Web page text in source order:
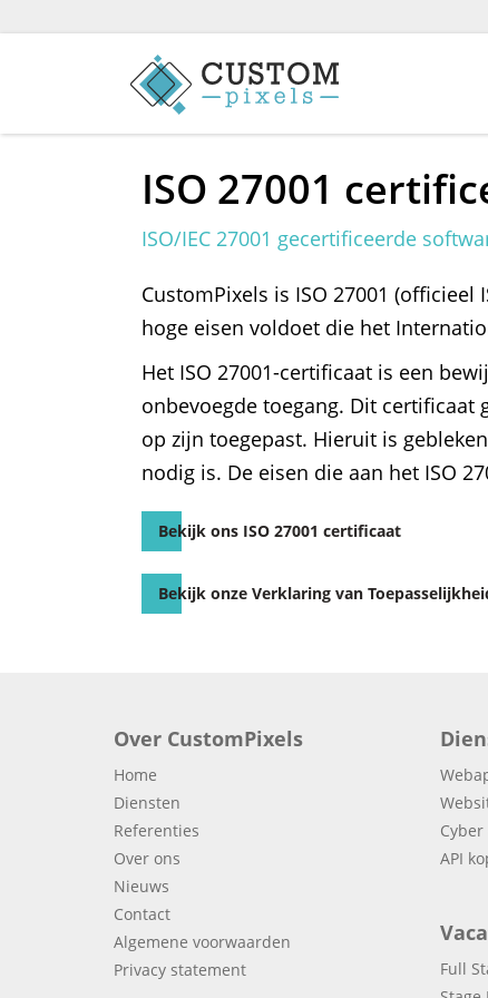
ISO 27001
ISO/IEC 27001 gecertificeerde
CustomPixels is ISO 27001
hoge eisen voldoet die het
Het ISO 27001-certificaat is een
onbevoegde toegang. Dit certificaat
op zijn toegepast. Hieruit is
nodig is. De eisen die aan het ISO
Bekijk ons ISO 27001 certificaat
Bekijk onze Verklaring van
Over CustomPixels
Home
Diensten
Referenties
Over ons
Nieuws
Contact
Algemene voorwaarden
Privacy statement
API
Full